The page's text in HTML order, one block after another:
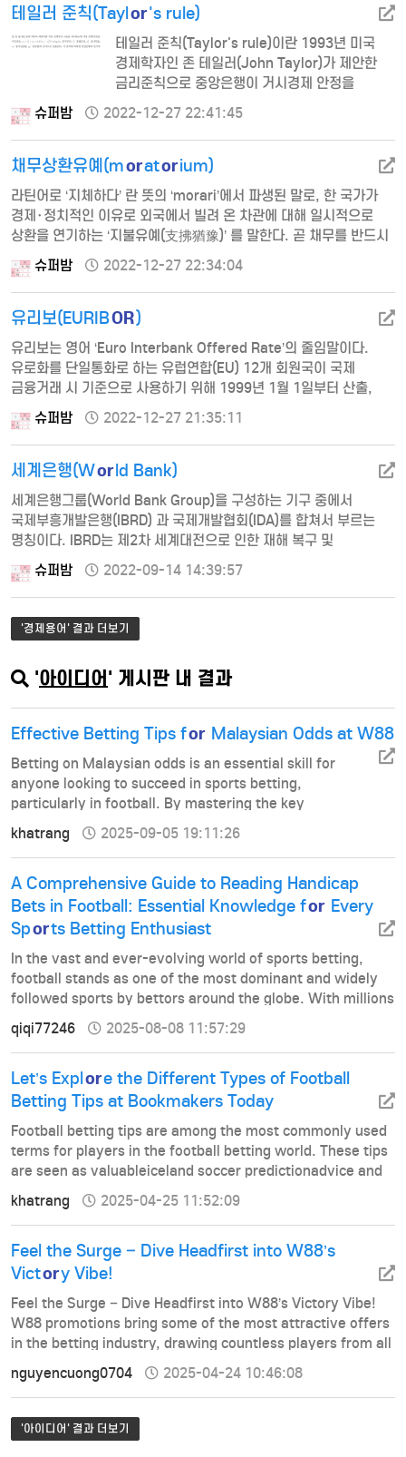
(nominal anchor)라고 하며 이중 물가상승률을 제외한 통화량,
target)로 활용…
테일러 준칙(Taylor's rule)
테일러 준칙(Taylor's rule)이란 1993년 미국
경제학자인 존 테일러(John Taylor)가 제안한
금리준칙으로 중앙은행이 거시경제 안정을
달성하기 위해 물가변동뿐만 아니라
산출변동에도 금리가 조정되도록 한 금리준칙을
말한다. 즉, 주어진 중립금리수준, 성장 갭 및
물가갭 등에 비추어 바람직한 적정 정책금리
위의 공식으로 산출된다. 이 준칙에 의하면
중앙은행의 단기목 표금리는 물가갭(실제
인플레이션율 - 목표인플레이션율)과 생산갭
(실제성장률 - 잠재성 장률)을 고려하…
슈퍼밤 2022-12-27 22:41:45
채무상환유예(moratorium)
라틴어로 ‘지체하다’ 란 뜻의 ‘morari’에서 파생된 말로, 한 국가가
경제･정치적인 이유로 외국에서 빌려 온 차관에 대해 일시적으로
상환을 연기하는 ‘지불유예(支拂猶豫)’ 를 말한다. 곧 채무를 반드시
갚겠지만 현 상황에서는 도저히 갚을 능력이 없으니 지급을 일정
기간 유예하겠다는 선언이다. 따라서 모라토리엄은 채무상환이 아예
불가능한 ‘채무불이행(디폴트, default)’이나 채무상환을 거절하는
‘지급거절’과는 의미가 …
슈퍼밤 2022-12-27 22:34:04
유리보(EURIBOR)
유리보는 영어 ‘Euro Interbank Offered Rate’의 줄임말이다.
유로화를 단일통화로 하는 유럽연합(EU) 12개 회원국이 국제
금융거래 시 기준으로 사용하기 위해 1999년 1월 1일부터 산출,
적용한 금리로, 유럽연합 회원국 가운데 유로에 참여하지 않은 영국･
덴마크･스웨덴은 제외되었다. 영국 런던에서 우량은행끼리
단기자금을 거래할 때 적용 하는 금리인 리보(LIBOR)에 대항하고,
유로 국가들 간의 공동 경제권을 강화하는 데 목적이 있다. 벨기에
슈퍼밤 2022-12-27 21:35:11
세계은행(World Bank)
세계은행그룹(World Bank Group)을 구성하는 기구 중에서
국제부흥개발은행(IBRD) 과 국제개발협회(IDA)를 합쳐서 부르는
명칭이다. IBRD는 제2차 세계대전으로 인한 재해 복구 및
개발도상국의 경제개발을 위한 장기개발자금 지원을 목적으로
1945년 12월 설립되었으며 미국 워싱턴에 본부를 두고 있다.
IBRD와 IDA는 별개의 법인체지만 IBRD의 임원이 IDA의 임원을
겸임하고 있으며 실무 집행부서도 별도의 구분 없이 세계은행으로
통합되어 운영되고 있다. 설립 초기에는 전쟁복구 지원에
슈퍼밤 2022-09-14 14:39:57
'경제용어' 결과 더보기
'아이디어' 게시판 내 결과
Effective Betting Tips for Malaysian Odds at W88
Betting on Malaysian odds is an essential skill for
anyone looking to succeed in sports betting,
particularly in football. By mastering the key
strategies, skills, and insights about this type of
betting, players can gain an edgeno lose football
predictionwhen making their betting decisions. In th…
khatrang 2025-09-05 19:11:26
A Comprehensive Guide to Reading Handicap
Bets in Football: Essential Knowledge for Every
Sports Betting Enthusiast
In the vast and ever-evolving world of sports betting,
football stands as one of the most dominant and widely
followed sports by bettors around the globe. With millions
of fans turning into punters each week, the importance of
understanding how to read and interpret football betting
odds has never b…
qiqi77246 2025-08-08 11:57:29
Let’s Explore the Different Types of Football
Betting Tips at Bookmakers Today
Football betting tips are among the most commonly used
terms for players in the football betting world. These tips
are seen as valuableiceland soccer predictionadvice and
effective strategies provided by experienced experts in
the industry. With their in-depth pre-match analysis,
these professiona…
khatrang 2025-04-25 11:52:09
Feel the Surge – Dive Headfirst into W88’s
Victory Vibe!
Feel the Surge – Dive Headfirst into W88’s Victory Vibe!
W88 promotions bring some of the most attractive offers
in the betting industry, drawing countless players from all
over the world. These promotions provide numerous
incentives for both new and existing members, allowing
them to m…
nguyencuong0704 2025-04-24 10:46:08
'아이디어' 결과 더보기